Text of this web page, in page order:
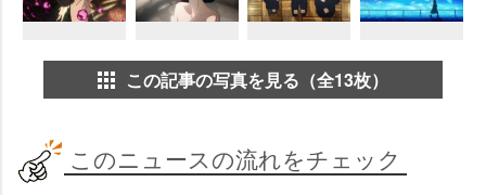
この記事の写真を見る（全13枚）
このニュースの流れをチェック